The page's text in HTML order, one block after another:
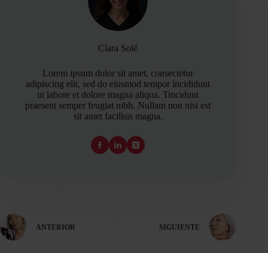
Clara Solé
Lorem ipsum dolor sit amet, consectetur
adipiscing elit, sed do eiusmod tempor incididunt
ut labore et dolore magna aliqua. Tincidunt
praesent semper feugiat nibh. Nullam non nisi est
sit amet facilisis magna.
ANTERIOR SIGUIENTE